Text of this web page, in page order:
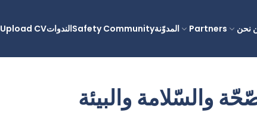
نحن Partners المدوّنةSafety CommunityالندواتUpload CV
والسّلامة والبيئة